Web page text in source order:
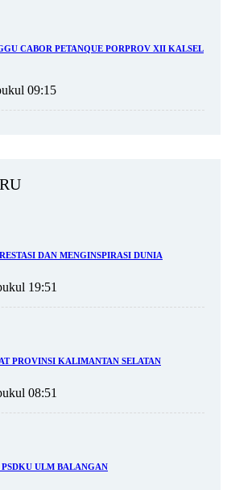
CABOR PETANQUE PORPROV XII KALSEL
09:15
DAN MENGINSPIRASI DUNIA
19:51
PROVINSI KALIMANTAN SELATAN
08:51
PSDKU ULM BALANGAN